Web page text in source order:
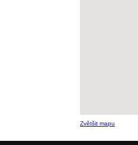
Zvětšit mapu